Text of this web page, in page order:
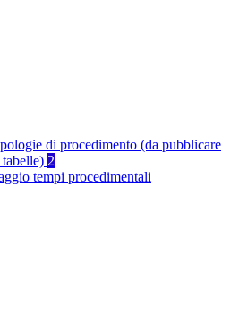
di procedimento (da pubblicare
2
tempi procedimentali